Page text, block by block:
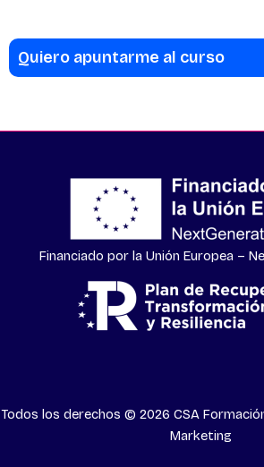
Quiero apuntarme al curso
Financiado por la Unión Europea –
Todos los derechos © 2026 CSA
Marketing